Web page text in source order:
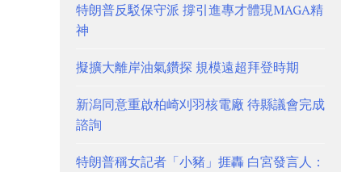
特朗普反駁保守派 撐引進專才體現MAGA精
神
擬擴大離岸油氣鑽探 規模遠超拜登時期
新潟同意重啟柏崎刈羽核電廠 待縣議會完成
諮詢
特朗普稱女記者「小豬」捱轟 白宮發言人：